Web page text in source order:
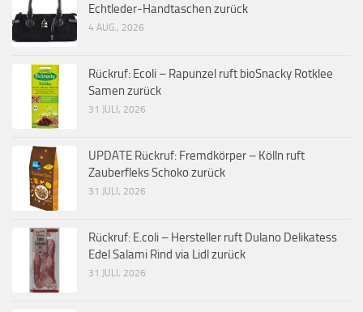
Echtleder-Handtaschen zurück
4 AUG., 2026
Rückruf: Ecoli – Rapunzel ruft bioSnacky Rotklee
Samen zurück
31 JULI, 2026
UPDATE Rückruf: Fremdkörper – Kölln ruft
Zauberfleks Schoko zurück
31 JULI, 2026
Rückruf: E.coli – Hersteller ruft Dulano Delikatess
Edel Salami Rind via Lidl zurück
31 JULI, 2026